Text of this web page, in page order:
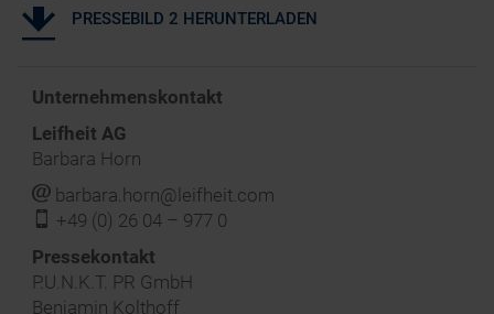
PRESSEBILD 2 HERUNTERLADEN
Unternehmenskontakt
Leifheit AG
Barbara Horn
j barbara.horn@leifheit.com
f +49 (0) 26 04 – 977 0
‍Pressekontakt
P.U.N.K.T. PR GmbH
Benjamin Kolthoff